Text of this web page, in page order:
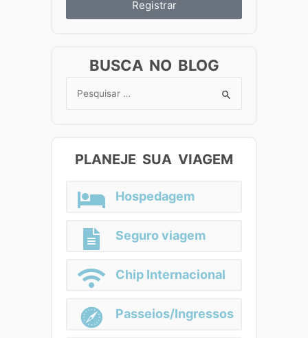
Registrar
BUSCA NO BLOG
Search
PLANEJE SUA VIAGEM
Hospedagem
Seguro viagem
Chip Internacional
Passeios/Ingressos